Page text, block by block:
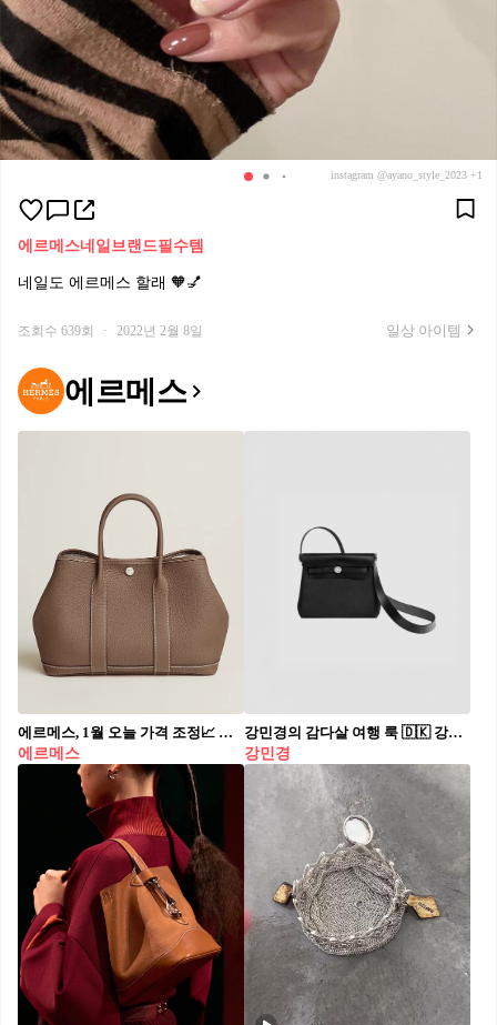
instagram @ayano_style_2023 +1
에르메스네일 브랜드필수템
네일도 에르메스 할래 🧡💅
조회수 639회 · 2022년 2월 8일 일상 아이템
에르메스
에르메스, 1월 오늘 가격 조정📈 새해 벽두부터 또 올라갑니다…💸자꾸 왜 멀어지는건가요…?😭 에르메스가 2026년 새해를 맞아 가격 인상을 단행했습니다. 매년 초 진행되던 정기 조정이지만, 올해는 예상보다 앞선 1월 3일부터 신발류 중심으로 인상된 가격이 웹사이트에 반영되었습니다. 품목 별로 의류, 가방, 주얼리 등 주요 제품 인상 계획도 있어 화제입니다. 일부 소비자들은 반복되는 가격 인상에 피로감을 드러내는 한편, 환율과 원자재 비용, 인건비 상승 등 글로벌 명품 업계 전반의 흐름이라는 해석도 나오고 있습니다.
에르메스
강민경의 감다살 여행 룩 🇩🇰 강민경은 이번 여행에서도 특유의 감각적인 스타일링을 선보였는데요. 클래식한 무드에 러블리한 핑크 포인트까지 더해지니, 편안하면서도 스타일리시한 조합이 완성됐죠. 브라운 롱코트에 핑크 컬러 아이템들을 매치해 따뜻한 분위기를 연출했습니다. 특히 눈길을 끄는 건 핑크 스트라이프 럭비 티셔츠. 캐주얼한 무드지만, 단정한 카라 디테일 덕분에 브라운 코트와 조화롭게 어우러졌어요. 이 티셔츠는 강민경의 브랜드 아비에무아(Avie muah) 제품으로, 여유로운 핏과 부드러운 컬러감이 돋보이죠. 여기에 같은 톤의 아디다스 스페지알 핸드볼 클리어 핑크 컬러 운동화를 매치해 전체적인 컬러 밸런스를 맞춘 센스까지! 빈티지한 무드의 디자인에 핑크와 네이비 조합이 들어가, 단독으로 신어도 충분히 포인트 되는 아이템이죠. 가방 역시 심플하면서도 고급스러운 분위기로 마무리했는데요. 강민경이 선택한 미니 크로스백은 에르메스 미니 에르백, 누아(블랙) 컬러에 은장 하드웨어가 더해져 어떤 스타일에도 자연스럽게 스며드는 디자인이죠. 기존 에르백의 클래식한 실루엣을 미니 사이즈로 축소해 더욱 귀엽고 실용적인 아이템으로 완성됐어요. 출시가는 390만 원대. 브라운과 핑크의 조합, 이렇게 감각적으로 연출하면 너무 예쁘네요. 여러분도 여행 갈 때 참고할 만한 룩이 아닐까요? 💕
강민경